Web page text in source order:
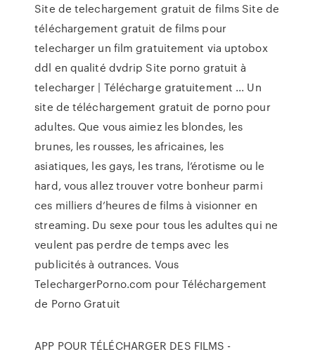
Site de telechargement gratuit de films Site de
téléchargement gratuit de films pour
telecharger un film gratuitement via uptobox
ddl en qualité dvdrip Site porno gratuit à
telecharger | Télécharge gratuitement ... Un
site de téléchargement gratuit de porno pour
adultes. Que vous aimiez les blondes, les
brunes, les rousses, les africaines, les
asiatiques, les gays, les trans, l’érotisme ou le
hard, vous allez trouver votre bonheur parmi
ces milliers d’heures de films à visionner en
streaming. Du sexe pour tous les adultes qui ne
veulent pas perdre de temps avec les
publicités à outrances. Vous
TelechargerPorno.com pour Téléchargement
de Porno Gratuit
APP POUR TÉLÉCHARGER DES FILMS -